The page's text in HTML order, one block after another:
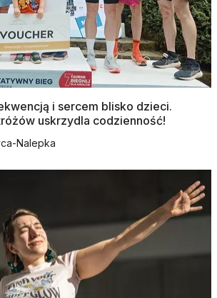
i sercem blisko dzieci.
uskrzydla codzienność!
Nalepka